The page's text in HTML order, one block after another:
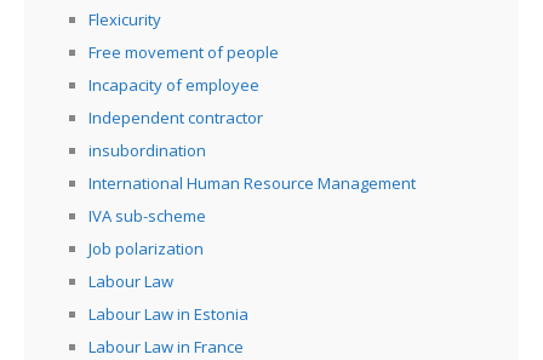
Flexicurity
Free movement of people
Incapacity of employee
Independent contractor
insubordination
International Human Resource Management
IVA sub-scheme
Job polarization
Labour Law
Labour Law in Estonia
Labour Law in France